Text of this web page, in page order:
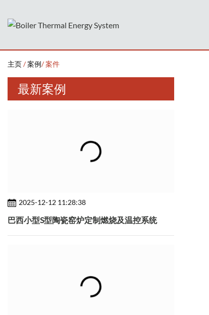
主页/案例/ 案件
最新案例
2025-12-12 11:28:38
巴西小型S型陶瓷窑炉定制燃烧及温控系统